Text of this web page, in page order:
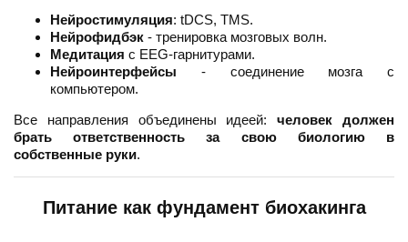
Нейростимуляция: tDCS, TMS.
Нейрофидбэк - тренировка мозговых волн.
Медитация с EEG-гарнитурами.
Нейроинтерфейсы - соединение мозга с
компьютером.
Все направления объединены идеей:человек должен
брать ответственность за свою биологию в
собственные руки.
Питание как фундамент биохакинга